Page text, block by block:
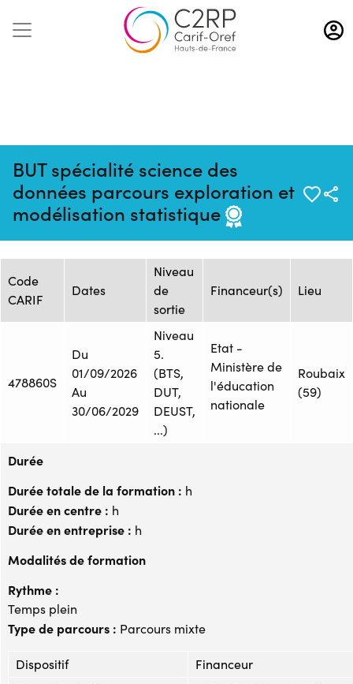
Aller
au
contenu
BUT spécialité science des
données parcours exploration et
modélisation statistique
Mise à jour :
07/08/2026
Formation :
ONISEP_2458949F
ONISEP
Session de formation
Code
CARIF
Dates
Niveau
de
sortie
Financeur(s) Lieu
478860S
Du
01/09/2026
Au
30/06/2029
Niveau
5.
(BTS,
DUT,
DEUST,
...)
Etat -
Ministère de
l'éducation
nationale
Roubaix
(59)
Durée
Durée totale de la formation : h
Durée en centre : h
Durée en entreprise : h
Modalités de formation
Rythme :
Temps plein
Type de parcours : Parcours mixte
Dispositif
Financeur